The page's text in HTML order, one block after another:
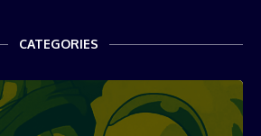
CATEGORIES